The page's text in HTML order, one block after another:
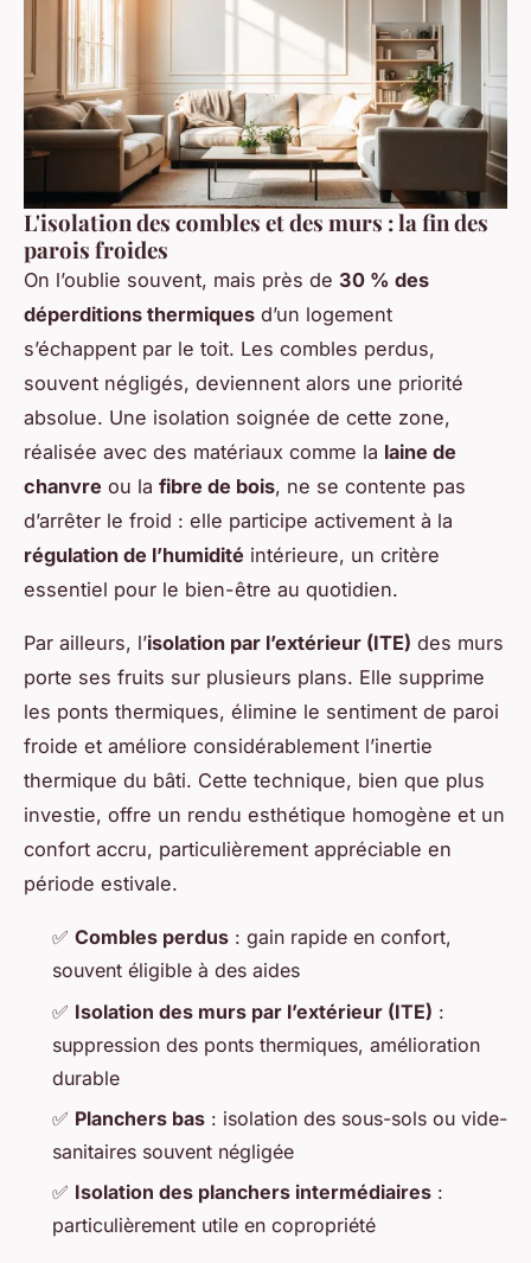
L'isolation des combles et des murs : la fin des
parois froides
On l’oublie souvent, mais près de 30 % des
déperditions thermiques d’un logement
s’échappent par le toit. Les combles perdus,
souvent négligés, deviennent alors une priorité
absolue. Une isolation soignée de cette zone,
réalisée avec des matériaux comme la laine de
chanvre ou la fibre de bois, ne se contente pas
d’arrêter le froid : elle participe activement à la
régulation de l’humidité intérieure, un critère
essentiel pour le bien-être au quotidien.
Par ailleurs, l’isolation par l’extérieur (ITE) des murs
porte ses fruits sur plusieurs plans. Elle supprime
les ponts thermiques, élimine le sentiment de paroi
froide et améliore considérablement l’inertie
thermique du bâti. Cette technique, bien que plus
investie, offre un rendu esthétique homogène et un
confort accru, particulièrement appréciable en
période estivale.
✅ Combles perdus : gain rapide en confort,
souvent éligible à des aides
✅ Isolation des murs par l’extérieur (ITE) :
suppression des ponts thermiques, amélioration
durable
✅ Planchers bas : isolation des sous-sols ou vide-
sanitaires souvent négligée
✅ Isolation des planchers intermédiaires :
particulièrement utile en copropriété